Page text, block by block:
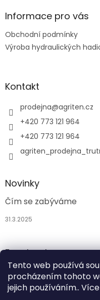
Tento web používá
procházením tohoto
jejich používáním..
aInformace pro vás
Obchodní podmínky
Výroba hydraulických
Kontakt
prodejna@agriten.cz
+420 773 121 964
+420 773 121 964
Novinky
Čím se zabýváme
31.3.2025
Facebook